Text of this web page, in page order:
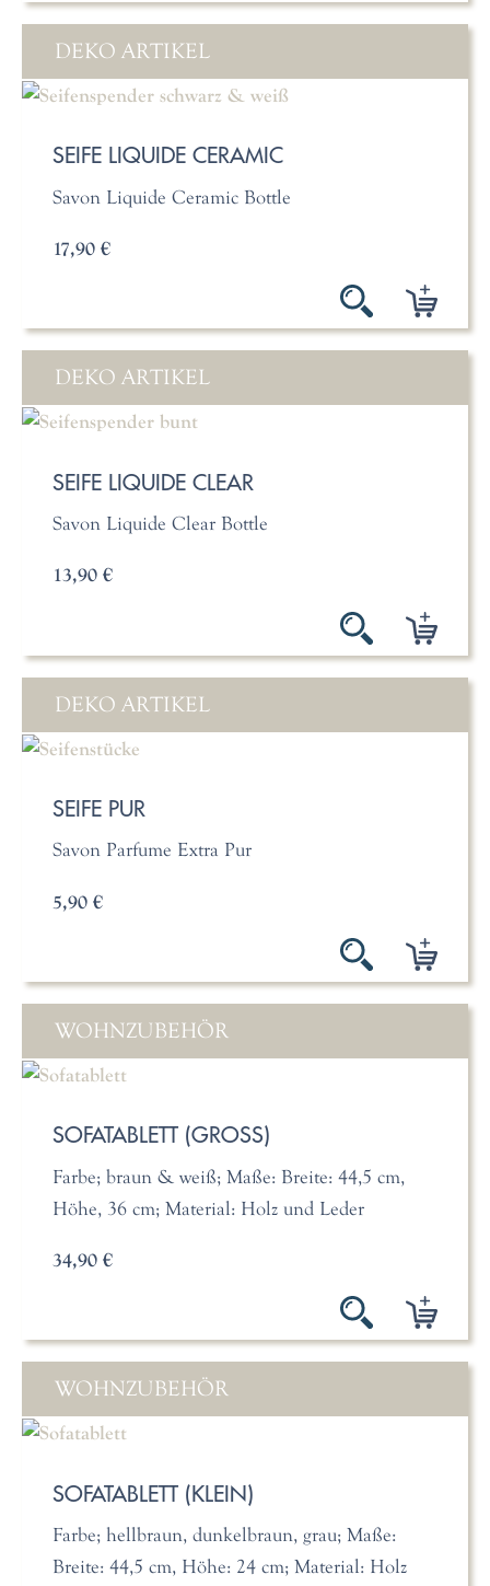
DEKO ARTIKEL
SEIFE LIQUIDE CERAMIC
Savon Liquide Ceramic Bottle
17,90 €
DEKO ARTIKEL
SEIFE LIQUIDE CLEAR
Savon Liquide Clear Bottle
13,90 €
DEKO ARTIKEL
SEIFE PUR
Savon Parfume Extra Pur
5,90 €
WOHNZUBEHÖR
SOFATABLETT (GROSS)
Farbe; braun & weiß; Maße: Breite: 44,5 cm,
Höhe, 36 cm; Material: Holz und Leder
34,90 €
WOHNZUBEHÖR
SOFATABLETT (KLEIN)
Farbe; hellbraun, dunkelbraun, grau; Maße:
Breite: 44,5 cm, Höhe: 24 cm; Material: Holz